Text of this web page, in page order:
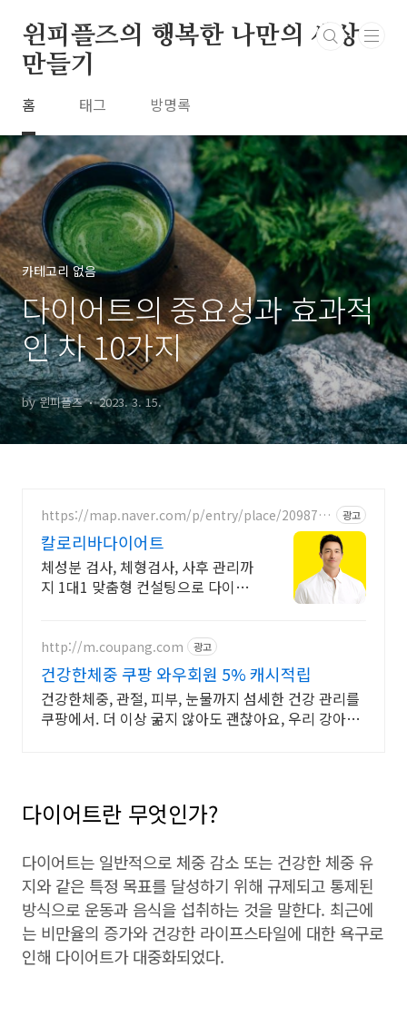
윈피플즈의 행복한 나만의 세상
만들기
홈 태그 방명록
카테고리 없음
다이어트의 중요성과 효과적
인 차 10가지
by 윈피플즈 2023. 3. 15.
https://map.naver.com/p/entry/place/2098787
광고
칼로리바다이어트
체성분 검사, 체형검사, 사후 관리까
지 1대1 맞춤형 컨설팅으로 다이어
http://m.coupang.com 광고
건강한체중 쿠팡 와우회원 5% 캐시적립
건강한체중, 관절, 피부, 눈물까지 섬세한 건강 관리를
쿠팡에서. 더 이상 굶지 않아도 괜찮아요, 우리 강아지
다이어트란 무엇인가?
다이어트는 일반적으로 체중 감소 또는 건강한 체중 유
지와 같은 특정 목표를 달성하기 위해 규제되고 통제된
방식으로 운동과 음식을 섭취하는 것을 말한다. 최근에
는 비만율의 증가와 건강한 라이프스타일에 대한 욕구로
인해 다이어트가 대중화되었다.